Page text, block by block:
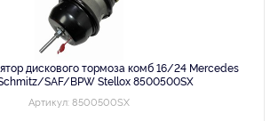
дискового тормоза комб 16/24 Mercedes
SAF/BPW Stellox 8500500SX
Артикул: 8500500SX